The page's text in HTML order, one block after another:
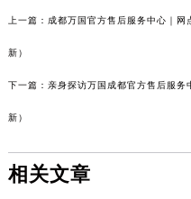
上一篇： 成都万国官方售后服务中心｜网
新）
下一篇： 亲身探访万国成都官方售后服务
新）
相关文章